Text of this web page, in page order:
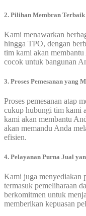
2. Pilihan Membran Terbaik
Kami menawarkan
hingga TPO, dengan
tim kami akan
cocok untuk bangunan
3. Proses Pemesanan yang
Proses pemesanan atap
cukup hubungi tim kami
kami akan membantu
akan memandu Anda
efisien.
4. Pelayanan Purna Jual
Kami juga menyediakan
termasuk pemeliharaan
berkomitmen untuk
memberikan kepuasan